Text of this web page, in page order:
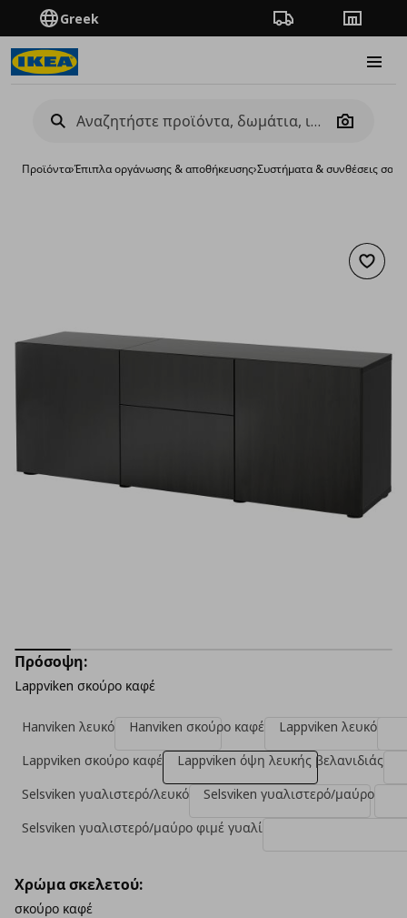
Greek Πορεία παραγγελίας
Camera
Προϊόντα›Έπιπλα οργάνωσης & αποθήκευσης›Συστήματα & συνθέσεις
Πρόσοψη:
Lappviken σκούρο καφέ
Hanviken λευκό Hanviken σκούρο καφέ
Lappviken λευκό
Lappviken σκούρο καφέ
Lappviken όψη λευκής βελανιδιάς
Selsviken γυαλιστερό/λευκό
Selsviken γυαλιστερό/μαύρο
Selsviken γυαλιστερό/μαύρο φιμέ γυαλί
Χρώμα σκελετού:
σκούρο καφέ